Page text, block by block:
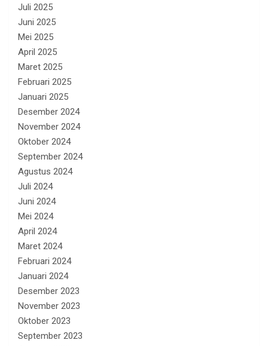
Juli 2025
Juni 2025
Mei 2025
April 2025
Maret 2025
Februari 2025
Januari 2025
Desember 2024
November 2024
Oktober 2024
September 2024
Agustus 2024
Juli 2024
Juni 2024
Mei 2024
April 2024
Maret 2024
Februari 2024
Januari 2024
Desember 2023
November 2023
Oktober 2023
September 2023